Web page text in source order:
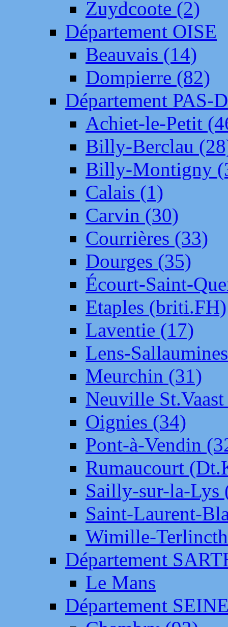
Zuydcoote (2)
Département OISE
Beauvais (14)
Dompierre (82)
Département PAS-
Achiet-le-Petit
Billy-Berclau
Billy-Montigny
Calais (1)
Carvin (30)
Courrières (33)
Dourges (35)
Écourt-Saint-
Etaples (briti.FH)
Laventie (17)
Lens-
Meurchin (31)
Neuville
Oignies (34)
Pont-à-Vendin
Rumaucourt
Sailly-sur-la-Lys
Saint-Laurent-
Wimille-
Département
Le Mans
Département